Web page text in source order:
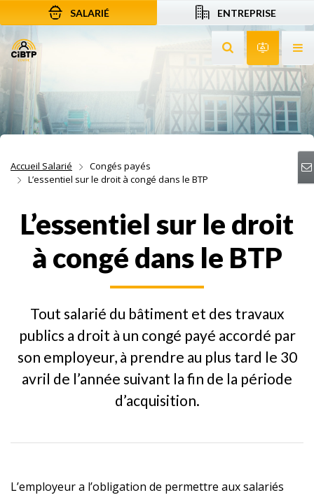
Aller au contenu
Aller à la recherche
Aller à la navigation
SALARIÉ ENTREPRISE
Rechercher sur
Accueil Salarié
Congés payés
L’essentiel sur le droit à congé dans le BTP
L’essentiel sur le droit
à congé dans le BTP
Tout salarié du bâtiment et des travaux
publics a droit à un congé payé accordé par
son employeur, à prendre au plus tard le 30
avril de l’année suivant la fin de la période
d’acquisition.
L’employeur a l’obligation de permettre aux salariés